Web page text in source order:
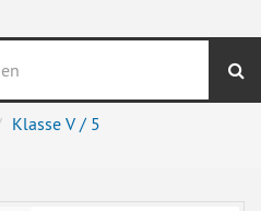
Klasse V / 5